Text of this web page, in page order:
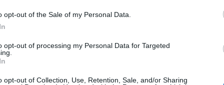
opt-out of the Sale of my Personal Data.
opt-out of processing my Personal Data for Targeted
opt-out of Collection, Use, Retention, Sale, and/or Sharing
ταξί στους δρόμους».